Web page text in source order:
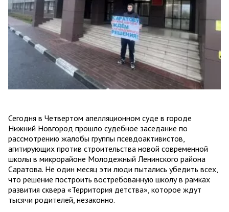
Сегодня в Четвертом апелляционном суде в городе
Нижний Новгород прошло судебное заседание по
рассмотрению жалобы группы псевдоактивистов,
агитирующих против строительства новой современной
школы в микрорайоне Молодежный Ленинского района
Саратова. Не один месяц эти люди пытались убедить всех,
что решение построить востребованную школу в рамках
развития сквера «Территория детства», которое ждут
тысячи родителей, незаконно.